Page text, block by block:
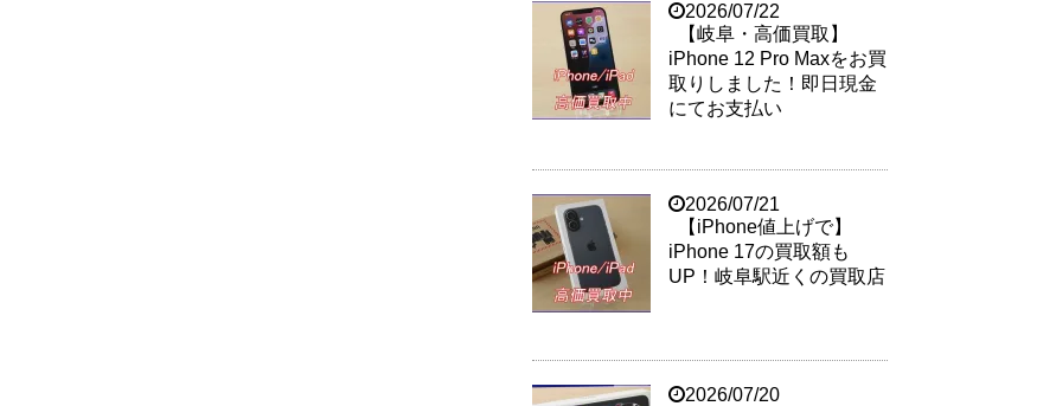
2026/07/22
【岐阜・高価買取】
iPhone 12 Pro Maxをお買
取りしました！即日現金
にてお支払い
2026/07/21
【iPhone値上げで】
iPhone 17の買取額も
UP！岐阜駅近くの買取店
2026/07/20